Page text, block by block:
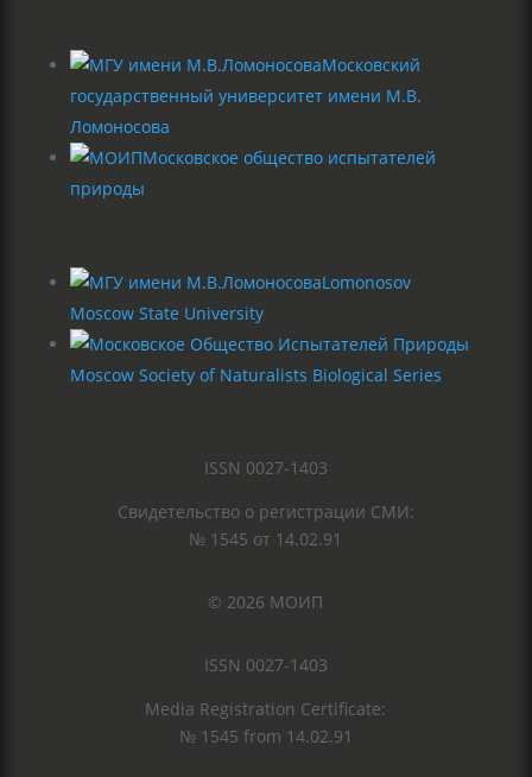
Московский
государственный университет имени М.В.
Ломоносова
Московское общество испытателей
природы
Lomonosov
Moscow State University
Moscow Society of Naturalists Biological Series
ISSN 0027-1403
Свидетельство о регистрации СМИ:
№ 1545 от 14.02.91
© 2026 МОИП
ISSN 0027-1403
Media Registration Certificate:
№ 1545 from 14.02.91